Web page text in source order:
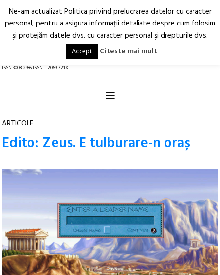
Arhitectură.
Oraș.
RO EN
ISSN 3008-2986 ISSN-L 2069-721X
≡
ARTICOLE
Edito: Zeus. E tulburare-n oraș
Ne-am actualizat Politica privind prelucrarea datelor cu caracter
personal, pentru a asigura informaţii detaliate despre cum folosim
şi protejăm datele dvs. cu caracter personal şi drepturile dvs.
Accept Citeste mai mult